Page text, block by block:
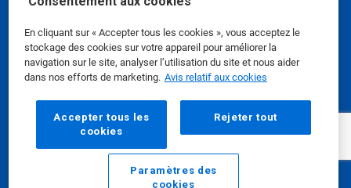
En cliquant sur « Accepter tous les cookies », vous acceptez le
stockage des cookies sur votre appareil pour améliorer la
navigation sur le site, analyser l’utilisation du site et nous aider
dans nos efforts de marketing. Avis relatif aux cookies
Accepter tous les
cookies
Rejeter tout
Paramètres des
cookies
Fiches signalétiques|Politique de confidentialité
Modalités d'utilisation